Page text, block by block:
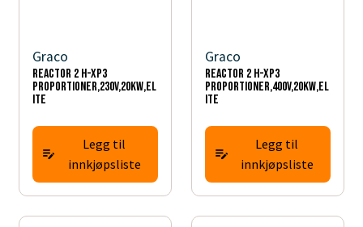
Graco
Reactor 2 H-XP3
PROPORTIONER,230V,20KW,EL
ITE
Legg til
innkjøpsliste
Graco
Reactor 2 H-XP3
PROPORTIONER,400V,20KW,EL
ITE
Legg til
innkjøpsliste